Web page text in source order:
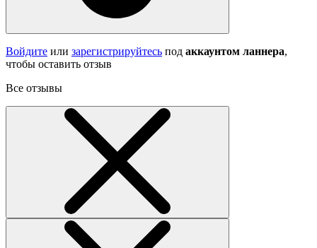
Войдите или зарегистрируйтесь под аккаунтом ланнера,
чтобы оставить отзыв
Все отзывы